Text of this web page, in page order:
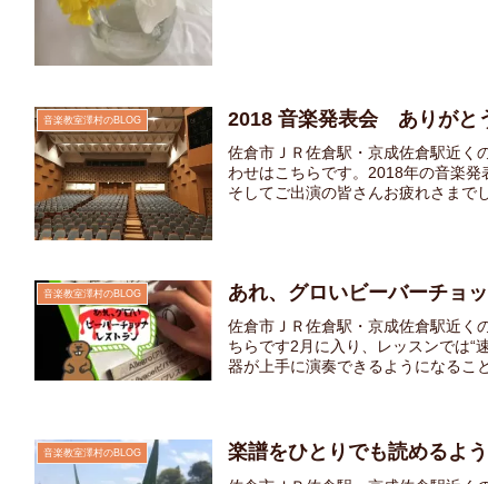
音楽教室澤村のBLOG 2018 音楽発表会 ありがと
佐倉市ＪＲ佐倉駅・京成佐倉駅近く
わせはこちらです。2018年の音楽発
そしてご出演の皆さんお疲れさまで
音楽教室澤村のBLOG あれ、グロいビーバーチョ
佐倉市ＪＲ佐倉駅・京成佐倉駅近く
ちらです2月に入り、レッスンでは“
器が上手に演奏できるようになるこ
音楽教室澤村のBLOG 楽譜をひとりでも読めるよ